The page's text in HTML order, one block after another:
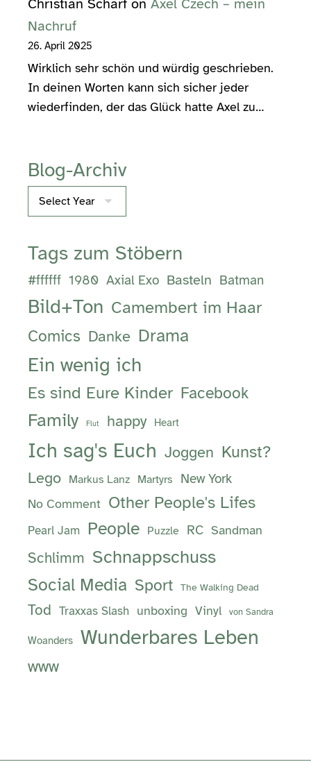
Christian Scharf on Axel Czech – mein
Nachruf
26. April 2025
Wirklich sehr schön und würdig geschrieben.
In deinen Worten kann sich sicher jeder
wiederfinden, der das Glück hatte Axel zu…
Blog-Archiv
Archives
Tags zum Stöbern
#ffffff 1980 Axial Exo Basteln Batman
Bild+Ton Camembert im Haar
Comics Danke Drama
Ein wenig ich
Es sind Eure Kinder Facebook
Family Flut happy Heart
Ich sag's Euch Joggen Kunst?
Lego Markus Lanz Martyrs New York
No Comment Other People's Lifes
Pearl Jam People Puzzle RC Sandman
Schlimm Schnappschuss
Social Media Sport The Walking Dead
Tod Traxxas Slash unboxing Vinyl von Sandra
Woanders Wunderbares Leben
www